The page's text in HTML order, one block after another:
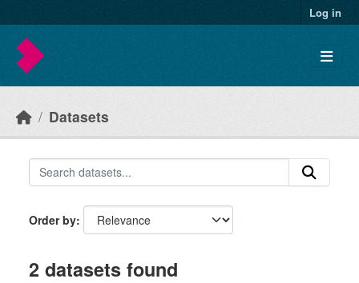
Log in
Datasets
Order by
2 datasets found